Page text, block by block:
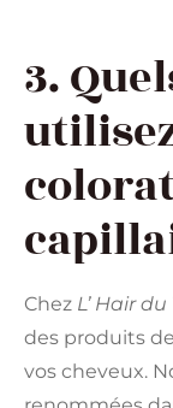
3.
Chez L’ Hair
des produits
vos cheveux.